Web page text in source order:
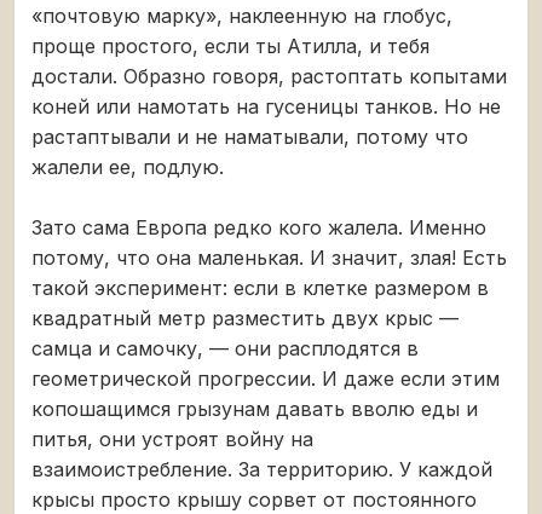
«почтовую марку», наклеенную на глобус,
проще простого, если ты Атилла, и тебя
достали. Образно говоря, растоптать копытами
коней или намотать на гусеницы танков. Но не
растаптывали и не наматывали, потому что
жалели ее, подлую.
Зато сама Европа редко кого жалела. Именно
потому, что она маленькая. И значит, злая! Есть
такой эксперимент: если в клетке размером в
квадратный метр разместить двух крыс —
самца и самочку, — они расплодятся в
геометрической прогрессии. И даже если этим
копошащимся грызунам давать вволю еды и
питья, они устроят войну на
взаимоистребление. За территорию. У каждой
крысы просто крышу сорвет от постоянного